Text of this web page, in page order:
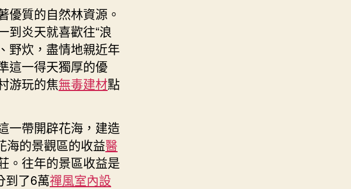
優質的自然林資源。
到炎天就喜歡往“浪
野炊，盡情地親近年
這一得天獨厚的優
游玩的焦無毒建材點
一帶開辟花海，建造
海的景觀區的收益醫
。往年的景區收益是
到了6萬禪風室內設